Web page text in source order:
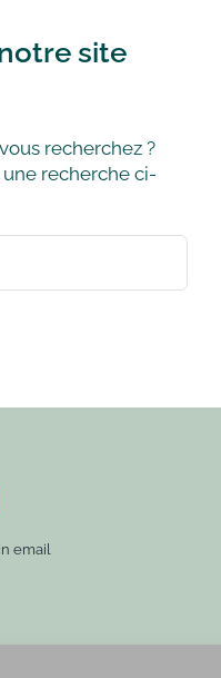
site
recherchez ?
recherche ci-
email